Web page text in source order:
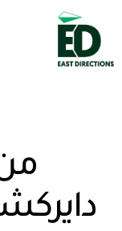
content